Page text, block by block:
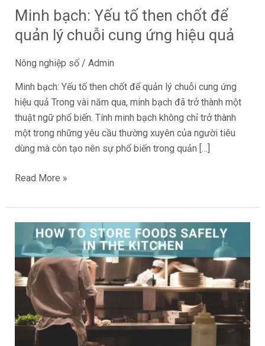
Minh bạch: Yếu tố then chốt để
quản lý chuỗi cung ứng hiệu quả
Nông nghiệp số/ Admin
Minh bạch: Yếu tố then chốt để quản lý chuỗi cung ứng
hiệu quả Trong vài năm qua, minh bạch đã trở thành một
thuật ngữ phổ biến. Tính minh bạch không chỉ trở thành
một trong những yêu cầu thường xuyên của người tiêu
dùng mà còn tạo nên sự phổ biến trong quản […]
quản
lý
chuỗi
cung
hiệu
quả
Read More »
Cách
bảo
quản
thực
phẩm
toàn
trong